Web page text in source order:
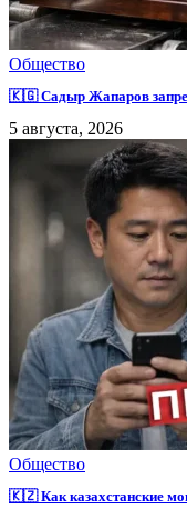
Общество
🇰🇬 Садыр Жапаров
5 августа, 2026
Общество
🇰🇿 Как казахстанские